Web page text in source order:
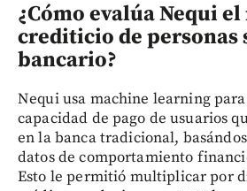
¿Cómo evalúa Nequi
crediticio de
bancario?
Nequi usa machine learning
capacidad de pago de usuarios
en la banca tradicional,
datos de comportamiento
Esto le permitió multiplicar por